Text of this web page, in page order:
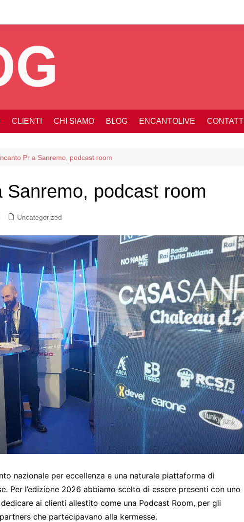
CLIENTI CHI SIAMO BLOG ENCANTOLIVE CONTATTI
Pr a Sanremo, podcast room
Sanremo, podcast room
Uncategorized
nazionale per eccellenza e una naturale piattaforma di
Per l’edizione 2026 abbiamo scelto di essere presenti con uno
ai clienti allestito come una Podcast Room, per gli
che partecipavano alla kermesse.